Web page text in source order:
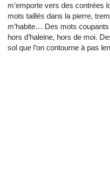
m’emporte vers des contrées
mots taillés dans la pierre,
m’habite… Des mots
hors d’haleine, hors de moi.
sol que l’on contourne à pas